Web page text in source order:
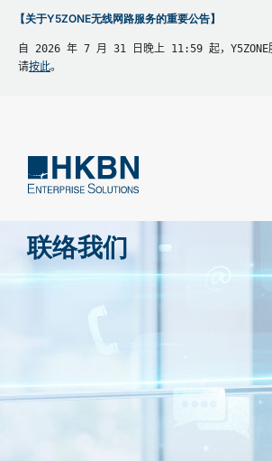
【关于Y5ZONE无线网路服务的重要公告】
自 2026 年 7 月 31 日晚上 11:59 起，Y5ZONE
请按此。
联络我们